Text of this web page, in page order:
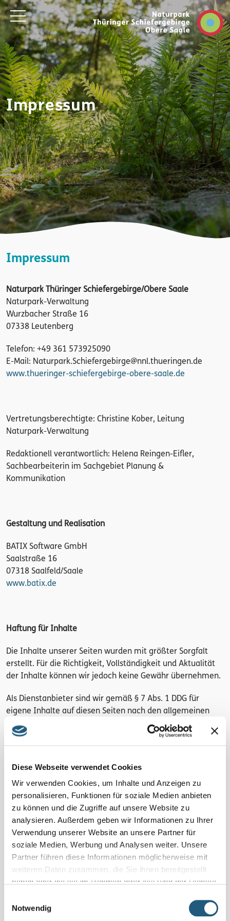
Diese Webseite verwendet Cookies
Wir verwenden Cookies, um Inhalte und Anzeigen zu
personalisieren, Funktionen für soziale Medien anbieten
zu können und die Zugriffe auf unsere Website zu
analysieren. Außerdem geben wir Informationen zu Ihrer
Verwendung unserer Website an unsere Partner für
soziale Medien, Werbung und Analysen weiter. Unsere
Partner führen diese Informationen möglicherweise mit
weiteren Daten zusammen, die Sie ihnen bereitgestellt
haben oder die sie im Rahmen Ihrer Nutzung der Dienste
Notwendig
Impressum
Impressum
Naturpark Thüringer Schiefergebirge/Obere Saale
Naturpark-Verwaltung
Wurzbacher Straße 16
07338 Leutenberg
Telefon: +49 361 573925090
E-Mail: Naturpark.Schiefergebirge@nnl.thueringen.de
www.thueringer-schiefergebirge-obere-saale.de
Vertretungsberechtigte: Christine Kober, Leitung
Naturpark-Verwaltung
Redaktionell verantwortlich: Helena Reingen-Eifler,
Sachbearbeiterin im Sachgebiet Planung &
Kommunikation
Gestaltung und Realisation
BATIX Software GmbH
Saalstraße 16
07318 Saalfeld/Saale
www.batix.de
Haftung für Inhalte
Die Inhalte unserer Seiten wurden mit größter Sorgfalt
erstellt. Für die Richtigkeit, Vollständigkeit und Aktualität
der Inhalte können wir jedoch keine Gewähr übernehmen.
Als Dienstanbieter sind wir gemäß § 7 Abs. 1 DDG für
eigene Inhalte auf diesen Seiten nach den allgemeinen
Gesetzen verantwortlich. Nach §§ 8 bis 10 DDG sind wir als
Dienstanbieter jedoch nicht verpflichtet, übermittelte oder
gespeicherte fremden Informationen zu überwachen oder
Sperrung der Nutzung von Informationen nach den
allgemeinen Gesetzen bleiben hiervon unberührt. Eine
diesbezügliche Haftung ist jedoch erst ab dem Zeitpunkt
der Kenntnis einer konkreten Rechtsverletzung möglich.
Bei Bekanntwerden von entsprechenden
Rechtsverletzungen werden wir diese Inhalte umgehend
entfernen.
Haftung für Links